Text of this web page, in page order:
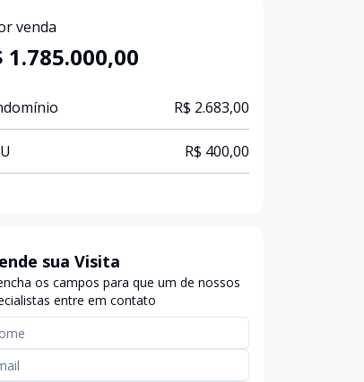
venda
1.785.000,00
R$ 2.683,00
R$ 400,00
sua Visita
os campos para que um de nossos
entre em contato